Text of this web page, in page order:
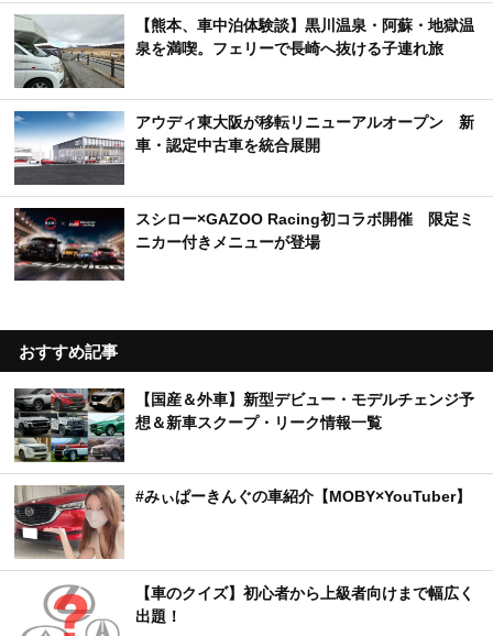
【熊本、車中泊体験談】黒川温泉・阿蘇・地獄温
泉を満喫。フェリーで長崎へ抜ける子連れ旅
アウディ東大阪が移転リニューアルオープン 新
車・認定中古車を統合展開
スシロー×GAZOO Racing初コラボ開催 限定ミ
ニカー付きメニューが登場
おすすめ記事
【国産＆外車】新型デビュー・モデルチェンジ予
想＆新車スクープ・リーク情報一覧
#みぃぱーきんぐの車紹介【MOBY×YouTuber】
【車のクイズ】初心者から上級者向けまで幅広く
出題！